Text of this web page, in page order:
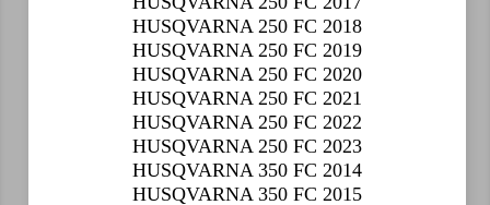
HUSQVARNA 250 FC 2018
HUSQVARNA 250 FC 2019
HUSQVARNA 250 FC 2020
HUSQVARNA 250 FC 2021
HUSQVARNA 250 FC 2022
HUSQVARNA 250 FC 2023
HUSQVARNA 350 FC 2014
HUSQVARNA 350 FC 2015